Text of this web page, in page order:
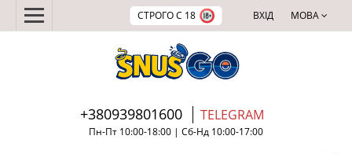
СТРОГО С 18 МОВА
ВХІД
+380939801600 TELEGRAM
Пн-Пт 10:00-18:00 | Сб-Нд 10:00-17:00